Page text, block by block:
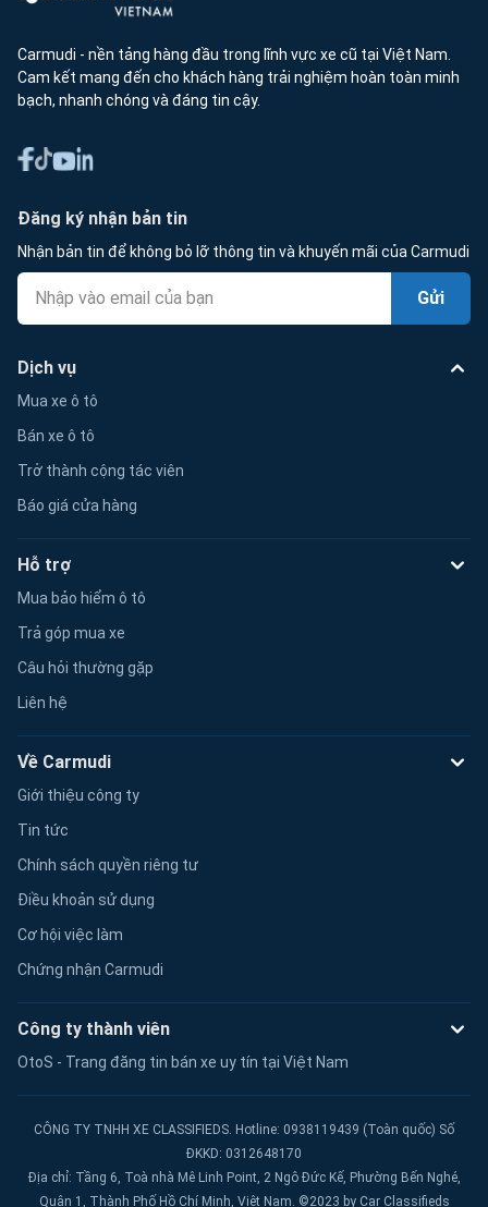
Carmudi - nền tảng hàng đầu trong lĩnh vực xe cũ tại Việt Nam.
Cam kết mang đến cho khách hàng trải nghiệm hoàn toàn minh
bạch, nhanh chóng và đáng tin cậy.
Đăng ký nhận bản tin
Nhận bản tin để không bỏ lỡ thông tin và khuyến mãi của Carmudi
Gửi
Dịch vụ
Mua xe ô tô
Bán xe ô tô
Trở thành cộng tác viên
Báo giá cửa hàng
Hỗ trợ
Mua bảo hiểm ô tô
Trả góp mua xe
Câu hỏi thường gặp
Liên hệ
Về Carmudi
Giới thiệu công ty
Tin tức
Chính sách quyền riêng tư
Điều khoản sử dụng
Cơ hội việc làm
Chứng nhận Carmudi
Công ty thành viên
OtoS - Trang đăng tin bán xe uy tín tại Việt Nam
CÔNG TY TNHH XE CLASSIFIEDS. Hotline: 0938119439 (Toàn quốc) Số
ĐKKD: 0312648170
Địa chỉ: Tầng 6, Toà nhà Mê Linh Point, 2 Ngô Đức Kế, Phường Bến Nghé,
Quận 1, Thành Phố Hồ Chí Minh, Việt Nam. ©2023 by Car Classifieds